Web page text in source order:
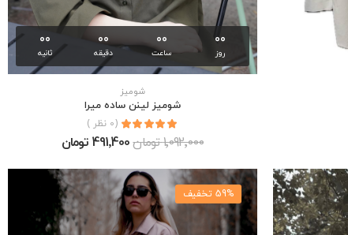
00
روز
00
ساعت
00
دقیقه
00
ثانیه
شوميز
شوميز لينن ساده ميرا
(0 نظر )
1٬092٬000 تومان 491٬400 تومان
59% تخفیف